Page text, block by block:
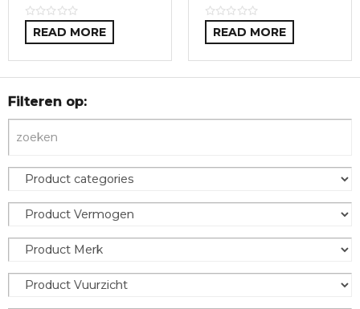
READ MORE READ MORE
Filteren op: